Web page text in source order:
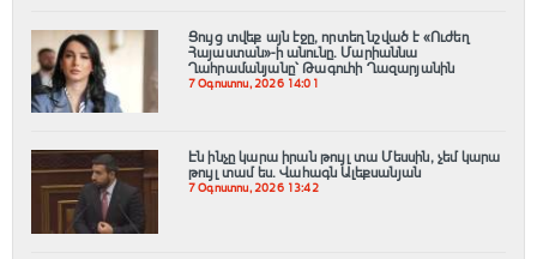
Ցույց տվեք այն էջը, որտեղ նշված է «Ուժեղ
Հայաստան»-ի անունը. Մարիաննա
Ղահրամանյանը՝ Թագուհի Ղազարյանին
7 Օգոստոս, 2026 14:01
Էն ինչը կարա իրան թույլ տա Մեսսին, չեմ կարա
թույլ տամ ես. Վահագն Ալեքսանյան
7 Օգոստոս, 2026 13:42